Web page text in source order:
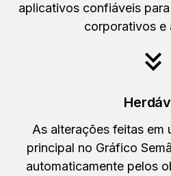
aplicativos confiáveis
corporativos e
As alterações feitas em
principal no Gráfico
automaticamente pelos